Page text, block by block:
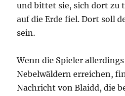
und bittet sie, sich dort zu
auf die Erde fiel. Dort soll
sein.
Wenn die Spieler
Nebelwäldern erreichen,
Nachricht von Blaidd, die